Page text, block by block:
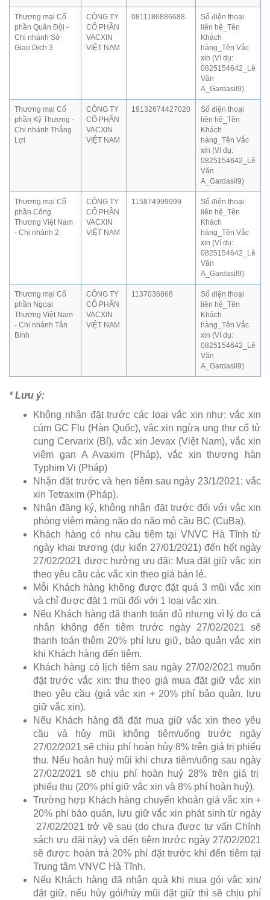
Thương mại Cổ
phần Quân Đội -
Chi nhánh Sở
Giao Dịch 3
CÔNG TY
CỔ PHẦN
VACXIN
VIỆT NAM
0811186886688
Số điện thoại
liên hệ_Tên
Khách
hàng_Tên Vắc
xin (Ví dụ:
0825154642_Lê
Văn
A_Gardasil9)
Thương mại Cổ
phần Kỹ Thương -
Chi nhánh Thắng
Lợi
CÔNG TY
CỔ PHẦN
VACXIN
VIỆT NAM
19132674427020
Số điện thoại
liên hệ_Tên
Khách
hàng_Tên Vắc
xin (Ví dụ:
0825154642_Lê
Văn
A_Gardasil9)
Thương mại Cổ
phần Công
Thương Việt Nam
- Chi nhánh 2
CÔNG TY
CỔ PHẦN
VACXIN
VIỆT NAM
115874999999
Số điện thoại
liên hệ_Tên
Khách
hàng_Tên Vắc
xin (Ví dụ:
0825154642_Lê
Văn
A_Gardasil9)
Thương mại Cổ
phần Ngoại
Thương Việt Nam
- Chi nhánh Tân
Bình
CÔNG TY
CỔ PHẦN
VACXIN
VIỆT NAM
1137036868
Số điện thoại
liên hệ_Tên
Khách
hàng_Tên Vắc
xin (Ví dụ:
0825154642_Lê
Văn
A_Gardasil9)
* Lưu ý:
Không nhận đặt trước các loại vắc xin như: vắc xin
cúm GC Flu (Hàn Quốc), vắc xin ngừa ung thư cổ tử
cung Cervarix (Bỉ), vắc xin Jevax (Việt Nam), vắc xin
viêm gan A Avaxim (Pháp), vắc xin thương hàn
Typhim Vi (Pháp)
Nhận đặt trước và hẹn tiêm sau ngày 23/1/2021: vắc
xin Tetraxim (Pháp).
Nhận đăng ký, không nhận đặt trước đối với vắc xin
phòng viêm màng não do não mô cầu BC (CuBa).
Khách hàng có nhu cầu tiêm tại VNVC Hà Tĩnh từ
ngày khai trương (dự kiến 27/01/2021) đến hết ngày
27/02/2021 được hưởng ưu đãi: Mua đặt giữ vắc xin
theo yêu cầu các vắc xin theo giá bán lẻ.
Mỗi Khách hàng không được đặt quá 3 mũi vắc xin
và chỉ được đặt 1 mũi đối với 1 loại vắc xin.
Nếu Khách hàng đã thanh toán đủ nhưng vì lý do cá
nhân không đến tiêm trước ngày 27/02/2021 sẽ
thanh toán thêm 20% phí lưu giữ, bảo quản vắc xin
khi Khách hàng đến tiêm.
Khách hàng có lịch tiêm sau ngày 27/02/2021 muốn
đặt trước vắc xin: thu theo giá mua đặt giữ vắc xin
theo yêu cầu (giá vắc xin + 20% phí bảo quản, lưu
giữ vắc xin).
Nếu Khách hàng đã đặt mua giữ vắc xin theo yêu
cầu và hủy mũi không tiêm/uống trước ngày
27/02/2021sẽ chịu phí hoàn hủy 8% trên giá trị phiếu
thu. Nếu hoàn huỷ mũi khi chưa tiêm/uống sau ngày
27/02/2021 sẽ chịu phí hoàn huỷ 28% trên giá trị
phiếu thu (20% phí giữ vắc xin và 8% phí hoàn huỷ).
Trường hợp Khách hàng chuyển khoản giá vắc xin +
20% phí bảo quản, lưu giữ vắc xin phát sinh từ ngày
27/02/2021trở về sau (do chưa được tư vấn Chính
sách ưu đãi này) và đến tiêm trước ngày 27/02/2021
sẽ được hoàn trả 20% phí đặt trước khi đến tiêm tại
Trung tâm VNVC Hà Tĩnh.
Nếu Khách hàng đã nhận quà khi mua gói vắc xin/
đặt giữ, nếu hủy gói/hủy mũi đặt giữ thì sẽ chịu phí